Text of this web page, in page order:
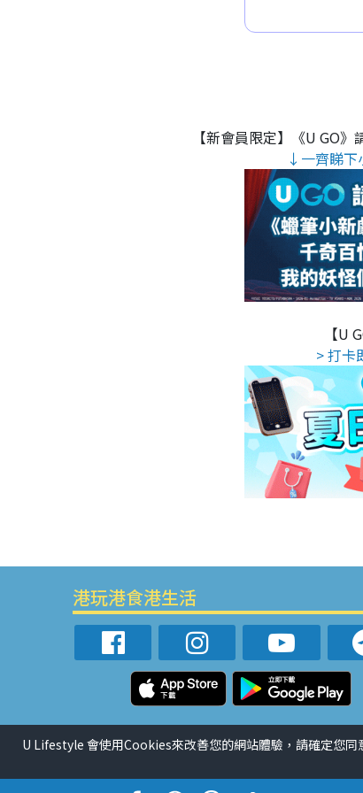
【新會員限定】《U GO
↓一齊睇下
【U
> 打卡
港玩港食港生活
U Lifestyle 會使用Cookies來改善您的網站體驗，請確定您同